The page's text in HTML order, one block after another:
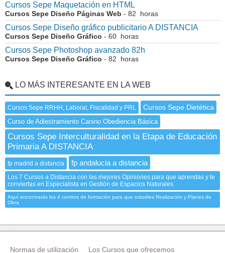
Cursos Sepe Maquetación en HTML
Cursos Sepe Diseño Páginas Web - 82 horas
Cursos Sepe Diseño gráfico publicitario A DISTANCIA
Cursos Sepe Diseño Gráfico - 60 horas
Cursos Sepe Photoshop avanzado 82h
Cursos Sepe Diseño Gráfico - 82 horas
LO MÁS INTERESANTE EN LA WEB
Cursos Sepe RRHH, Laboral, Fiscalidad y PRL Cursos Sepe Dietética
Curso de Adiestramiento Canino Obediencia Básica
Cursos Sepe Interculturalidad en la Etapa de Educación
Primaria A DISTANCIA
fp madrid a distancia fp andalucia a distancia
Los 7 Cursos a Distancia con las mejores Opiniones para que aprendas y te
conviertas en Especialista en Gestión de Espacios Naturales
Aquí encontrarás los 4 centros de formación para que estudies Realización y Planes de
Obra
Normas de utilización Los Cursos que ofrecemos